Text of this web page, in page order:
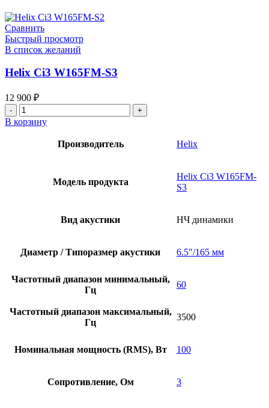
Сравнить
Быстрый просмотр
В список желаний
Helix Ci3 W165FM-S3
12 900 ₽
Количество
товара
Helix
В корзину
Производитель Helix
Модель продукта
Helix Ci3 W165FM-
S3
Вид акустики НЧ динамики
Диаметр / Типоразмер акустики 6.5"/165 мм
Частотный диапазон минимальный,
Гц
60
Частотный диапазон максимальный,
Гц
3500
Номинальная мощность (RMS), Вт 100
Сопротивление, Ом 3